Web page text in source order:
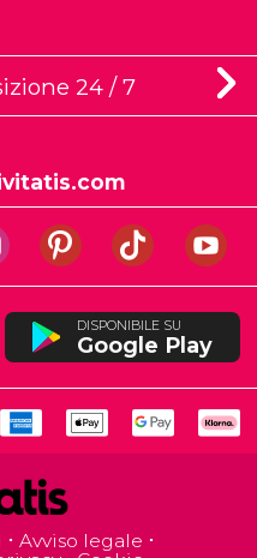
24 / 7
DISPONIBILE SU
Google Play
Avviso legale